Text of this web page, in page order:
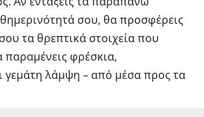
σου, θα προσφέρεις
τα θρεπτικά στοιχεία που
παραμένεις φρέσκια,
γεμάτη λάμψη – από μέσα προς τα